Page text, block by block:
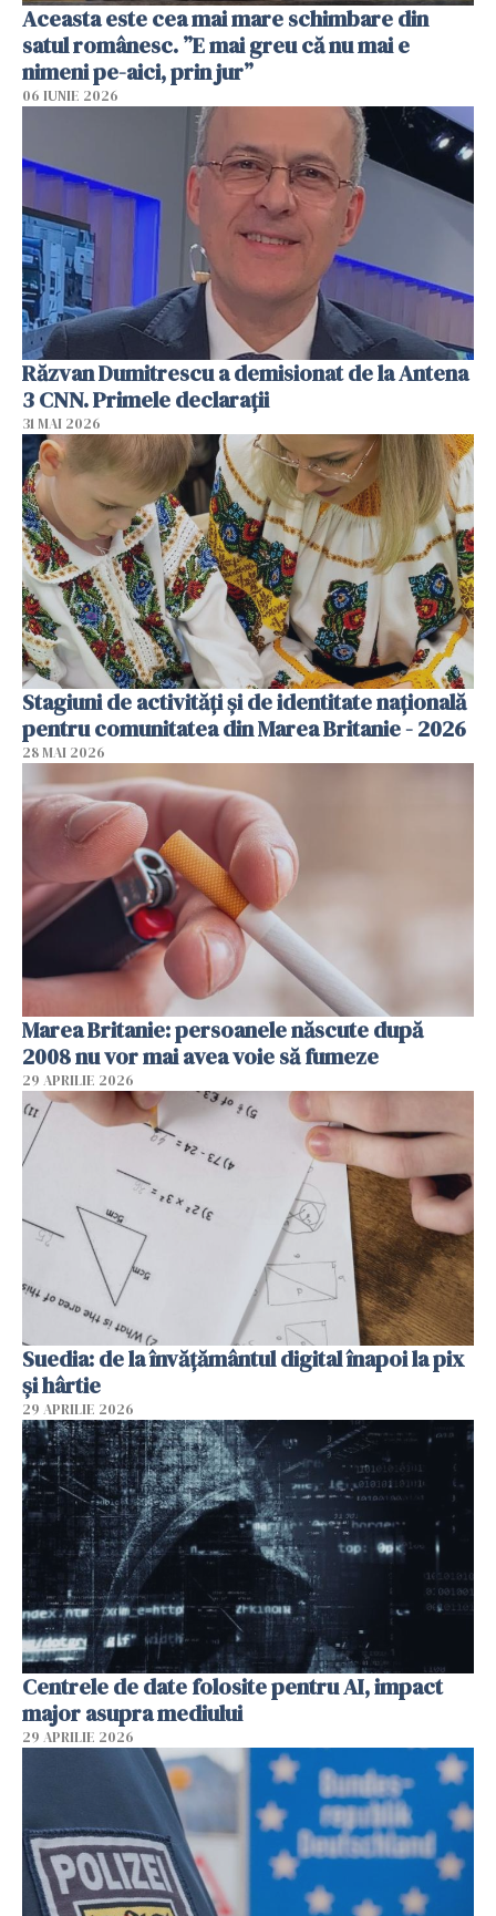
Aceasta este cea mai mare schimbare din
satul românesc. ”E mai greu că nu mai e
nimeni pe-aici, prin jur”
06 IUNIE 2026
Răzvan Dumitrescu a demisionat de la Antena
3 CNN. Primele declarații
31 MAI 2026
Stagiuni de activități și de identitate națională
pentru comunitatea din Marea Britanie - 2026
28 MAI 2026
Marea Britanie: persoanele născute după
2008 nu vor mai avea voie să fumeze
29 APRILIE 2026
Suedia: de la învățământul digital înapoi la pix
și hârtie
29 APRILIE 2026
Centrele de date folosite pentru AI, impact
major asupra mediului
29 APRILIE 2026